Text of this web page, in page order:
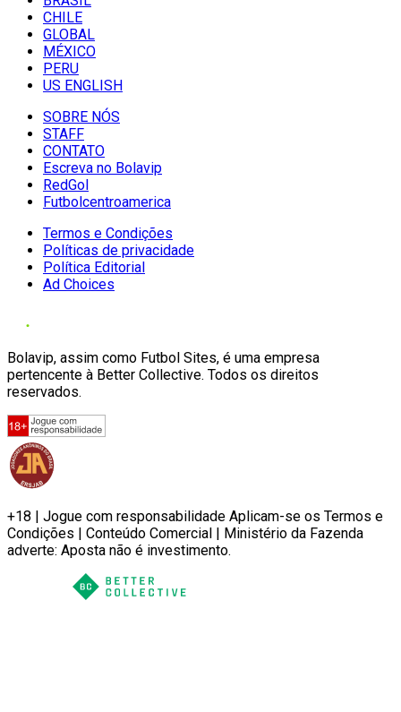
CHILE
GLOBAL
MÉXICO
PERU
US ENGLISH
SOBRE NÓS
STAFF
CONTATO
Escreva no Bolavip
RedGol
Futbolcentroamerica
Termos e Condições
Políticas de privacidade
Política Editorial
Ad Choices
Bolavip, assim como Futbol Sites, é uma empresa
pertencente à Better Collective. Todos os direitos
reservados.
+18 | Jogue com responsabilidade Aplicam-se os Termos e
Condições | Conteúdo Comercial | Ministério da Fazenda
adverte: Aposta não é investimento.